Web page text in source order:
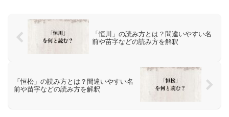
「恒川」の読み方とは？間違いやすい名
前や苗字などの読み方を解釈
「恒松」の読み方とは？間違いやすい名
前や苗字などの読み方を解釈